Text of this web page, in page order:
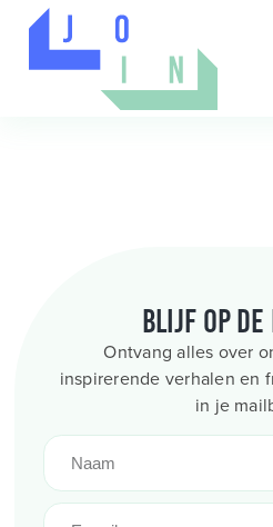
Blijf op de
Ontvang alles over
inspirerende verhalen en
in je